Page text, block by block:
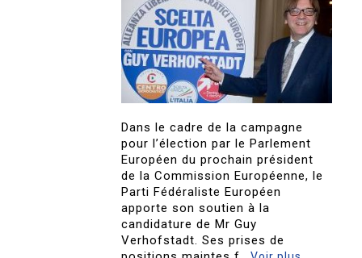
Dans le cadre de la campagne
pour l’élection par le Parlement
Européen du prochain président
de la Commission Européenne, le
Parti Fédéraliste Européen
apporte son soutien à la
candidature de Mr Guy
Verhofstadt. Ses prises de